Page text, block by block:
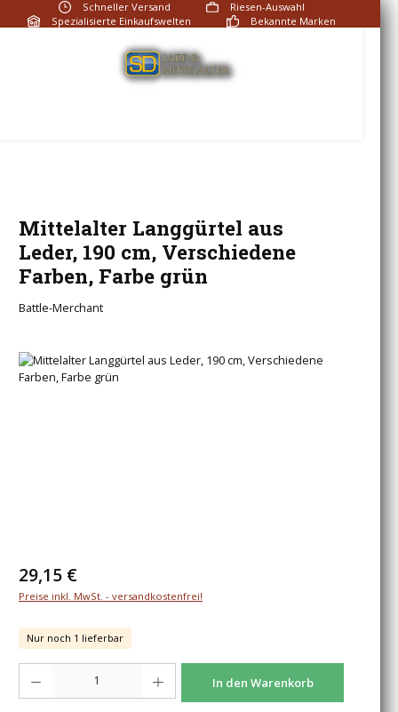
Zum Hauptinhalt springen
Schneller Versand
Riesen-Auswahl
Spezialisierte Einkaufswelten
Bekannte Marken
Mittelalter Langgürtel aus
Leder, 190 cm, Verschiedene
Farben, Farbe grün
Battle-Merchant
Bildergalerie überspringen
Regulärer Preis:
29,15 €
Preise inkl. MwSt. - versandkostenfrei!
Nur noch 1 lieferbar
In den Warenkorb